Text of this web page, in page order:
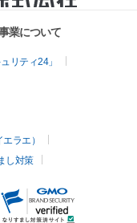
業について
リティ24」
ラエ）
し対策